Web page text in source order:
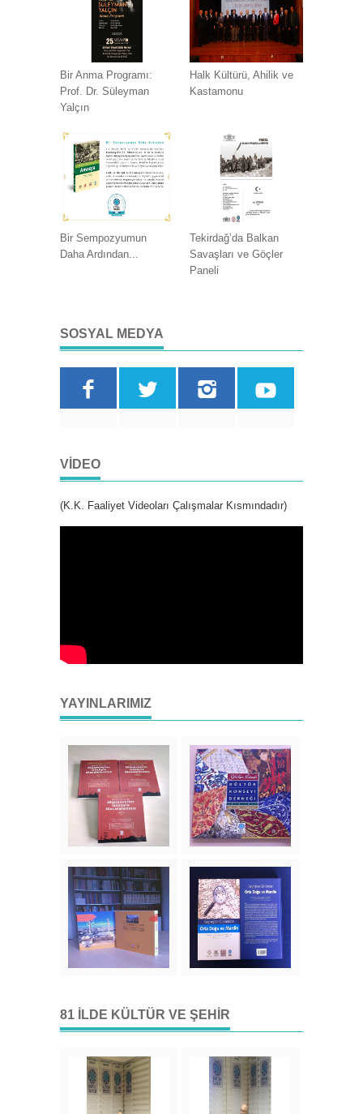
Bir Anma Programı:
Prof. Dr. Süleyman
Yalçın
Halk Kültürü, Ahilik ve
Kastamonu
Bir Sempozyumun
Daha Ardından...
Tekirdağ’da Balkan
Savaşları ve Göçler
Paneli
SOSYAL MEDYA
VIDEO
(K.K. Faaliyet Videoları Çalışmalar Kısmındadır)
YAYINLARIMIZ
81 İLDE KÜLTÜR VE ŞEHIR